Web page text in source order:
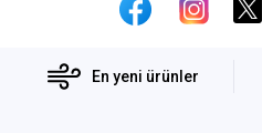
En yeni ürünler